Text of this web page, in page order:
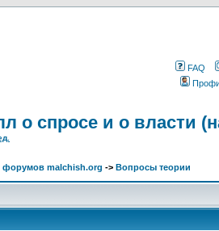
FAQ
о спросе и о власти
форумов malchish.org -> Вопросы теории